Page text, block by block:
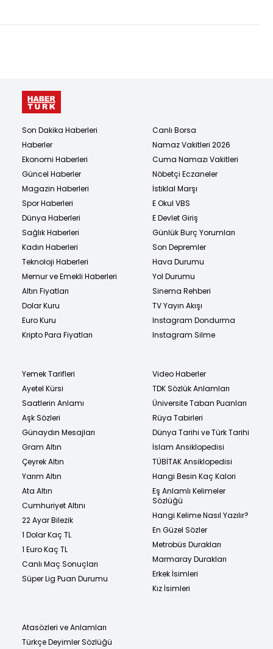
Son Dakika Haberleri
Haberler
Ekonomi Haberleri
Güncel Haberler
Magazin Haberleri
Spor Haberleri
Dünya Haberleri
Sağlık Haberleri
Kadın Haberleri
Teknoloji Haberleri
Memur ve Emekli Haberleri
Altın Fiyatları
Dolar Kuru
Euro Kuru
Kripto Para Fiyatları
Canlı Borsa
Namaz Vakitleri 2026
Cuma Namazı Vakitleri
Nöbetçi Eczaneler
İstiklal Marşı
E Okul VBS
E Devlet Giriş
Günlük Burç Yorumları
Son Depremler
Hava Durumu
Yol Durumu
Sinema Rehberi
TV Yayın Akışı
Instagram Dondurma
Instagram Silme
Yemek Tarifleri
Ayetel Kürsi
Saatlerin Anlamı
Aşk Sözleri
Günaydın Mesajları
Gram Altın
Çeyrek Altın
Yarım Altın
Ata Altın
Cumhuriyet Altını
22 Ayar Bilezik
1 Dolar Kaç TL
1 Euro Kaç TL
Canlı Maç Sonuçları
Süper Lig Puan Durumu
Video Haberler
TDK Sözlük Anlamları
Üniversite Taban Puanları
Rüya Tabirleri
Dünya Tarihi ve Türk Tarihi
İslam Ansiklopedisi
TÜBİTAK Ansiklopedisi
Hangi Besin Kaç Kalori
Eş Anlamlı Kelimeler
Sözlüğü
Hangi Kelime Nasıl Yazılır?
En Güzel Sözler
Metrobüs Durakları
Marmaray Durakları
Erkek İsimleri
Kız İsimleri
Atasözleri ve Anlamları
Türkçe Deyimler Sözlüğü